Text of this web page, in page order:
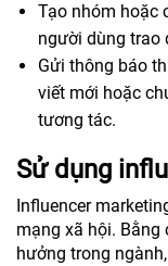
Tạo nhóm hoặc
người dùng trao
Gửi thông báo
viết mới hoặc
tương tác.
Sử dụng
Influencer
mạng xã hội.
hưởng trong